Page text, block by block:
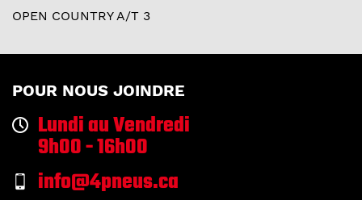
OPEN COUNTRY A/T 3
POUR NOUS JOINDRE
Lundi au Vendredi
9h00 - 16h00
info@4pneus.ca